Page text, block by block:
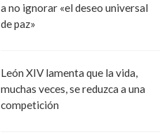
a no ignorar «el deseo universal
de paz»
León XIV lamenta que la vida,
muchas veces, se reduzca a una
competición